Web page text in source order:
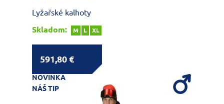
Lyžařské kalhoty
Skladom:
M L XL
591,80 €
NOVINKA
NÁŠ TIP